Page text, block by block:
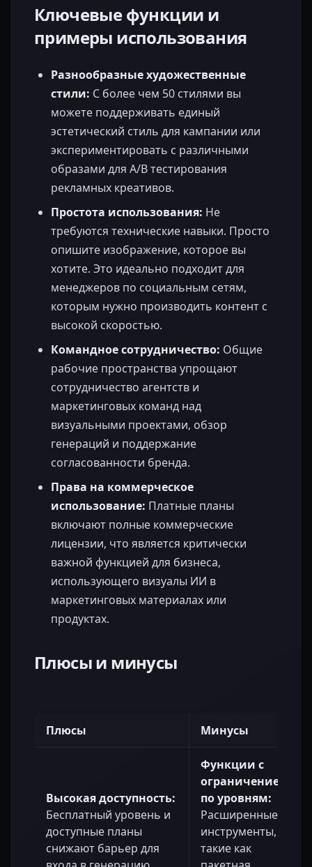
Ключевые функции и
примеры использования
Разнообразные художественные
стили: С более чем 50 стилями вы
можете поддерживать единый
эстетический стиль для кампании или
экспериментировать с различными
образами для A/B тестирования
рекламных креативов.
Простота использования: Не
требуются технические навыки. Просто
опишите изображение, которое вы
хотите. Это идеально подходит для
менеджеров по социальным сетям,
которым нужно производить контент с
высокой скоростью.
Командное сотрудничество: Общие
рабочие пространства упрощают
сотрудничество агентств и
маркетинговых команд над
визуальными проектами, обзор
генераций и поддержание
согласованности бренда.
Права на коммерческое
использование: Платные планы
включают полные коммерческие
лицензии, что является критически
важной функцией для бизнеса,
использующего визуалы ИИ в
маркетинговых материалах или
продуктах.
Плюсы и минусы
Плюсы Минусы
Высокая доступность:
Бесплатный уровень и
доступные планы
снижают барьер для
Функции с
ограничением
по уровням:
Расширенные
инструменты,
такие как